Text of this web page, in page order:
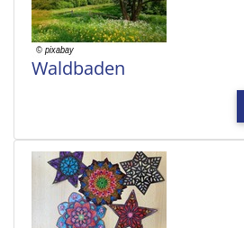
Waldbaden